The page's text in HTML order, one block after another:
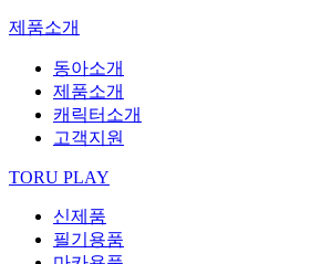
제품소개
동아소개
제품소개
캐릭터소개
고객지원
TORU PLAY
신제품
필기용품